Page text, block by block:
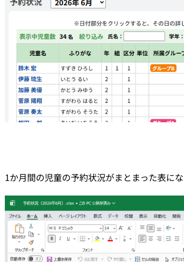
1か月間の児童の予約状況がまとまった表に